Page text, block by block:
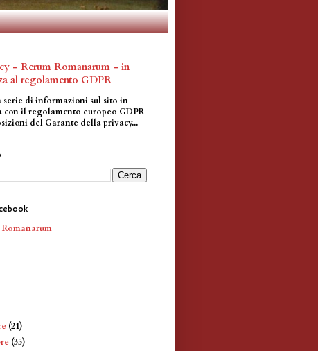
- Rerum Romanarum - in
al regolamento GDPR
serie di informazioni sul sito in
con il regolamento europeo GDPR
del Garante della privacy...
Romanarum
(21)
(35)